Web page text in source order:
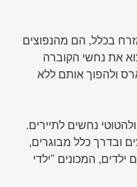
בכלל, הם מהנפוצים
את נחשי הקוברה
ולהפוך אותם ללא
נחשים לתיירים.
ובדרך כלל מבוגרים,
המכונים "ילדי